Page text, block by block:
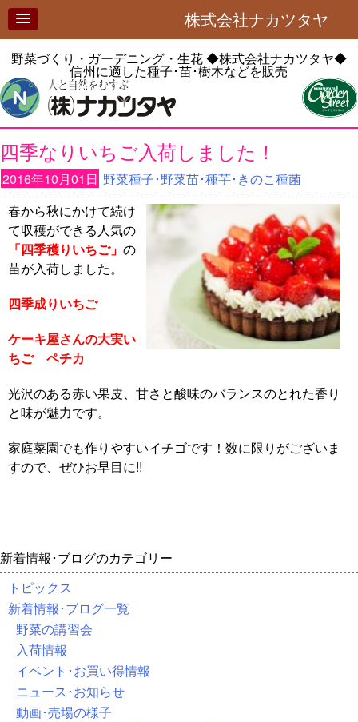
株式会社ナカツタヤ
野菜づくり・ガーデニング・生花◆株式会社ナカツタヤ◆
信州に適した種子･苗･樹木などを販売
四季なりいちご入荷しました！
2016年10月01日 野菜種子･野菜苗･種芋･きのこ種菌
春から秋にかけて続け
て収穫ができる人気の
「四季穫りいちご」 の
苗が入荷しました。
四季成りいちご
ケーキ屋さんの大実い
ちご ペチカ
光沢のある赤い果皮、甘さと酸味のバランスのとれた香り
と味が魅力です。
家庭菜園でも作りやすいイチゴです！数に限りがございま
すので、ぜひお早目に!!
新着情報･ブログのカテゴリー
トピックス
新着情報･ブログ一覧
野菜の講習会
入荷情報
イベント･お買い得情報
ニュース･お知らせ
動画･売場の様子